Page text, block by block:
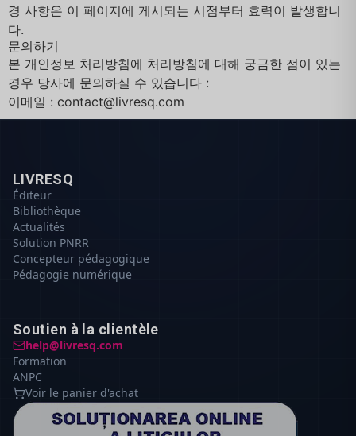
경 사항은 이 페이지에 게시되는 시점부터 효력이 발생합니
다.
문의하기
본 개인정보 처리방침에 처리방침에 대해 궁금한 점이 있는
경우 당사에 문의하실 수 있습니다 :
이메일 : contact@livresq.com
LIVRESQ
Éditeur
Bibliothèque
Actualités
Solution PNRR
Concepteur pédagogique
Pédagogie numérique
Soutien à la clientèle
help@livresq.com
Formation
ANPC
Voir le panier d'achat